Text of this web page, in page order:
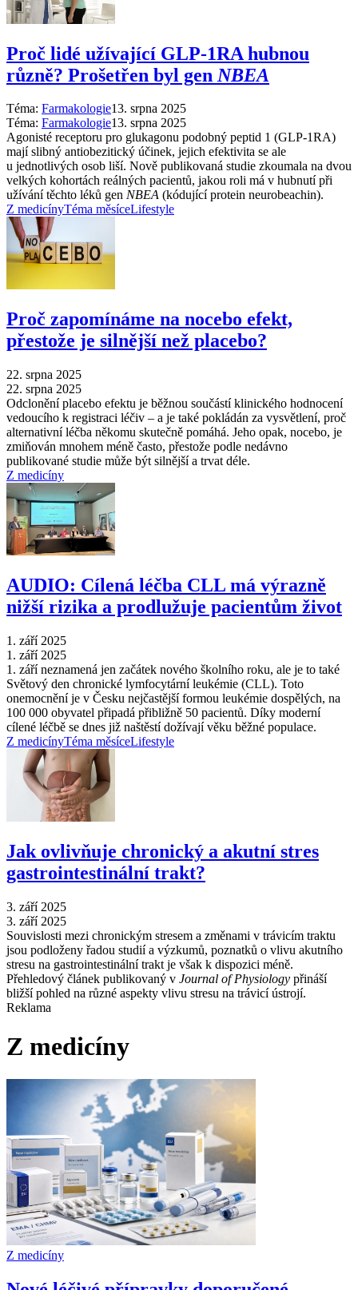
Proč lidé užívající GLP-1RA hubnou
různě? Prošetřen byl gen NBEA
Téma: Farmakologie13. srpna 2025
Téma: Farmakologie13. srpna 2025
Agonisté receptoru pro glukagonu podobný peptid 1 (GLP-1RA)
mají slibný antiobezitický účinek, jejich efektivita se ale
u jednotlivých osob liší. Nově publikovaná studie zkoumala na dvou
velkých kohortách reálných pacientů, jakou roli má v hubnutí při
užívání těchto léků gen NBEA (kódující protein neurobeachin).
Z medicínyTéma měsíceLifestyle
Proč zapomínáme na nocebo efekt,
přestože je silnější než placebo?
22. srpna 2025
22. srpna 2025
Odclonění placebo efektu je běžnou součástí klinického hodnocení
vedoucího k registraci léčiv –⁠ a je také pokládán za vysvětlení, proč
alternativní léčba někomu skutečně pomáhá. Jeho opak, nocebo, je
zmiňován mnohem méně často, přestože podle nedávno
publikované studie může být silnější a trvat déle.
Z medicíny
AUDIO: Cílená léčba CLL má výrazně
nižší rizika a prodlužuje pacientům život
1. září 2025
1. září 2025
1. září neznamená jen začátek nového školního roku, ale je to také
Světový den chronické lymfocytární leukémie (CLL). Toto
onemocnění je v Česku nejčastější formou leukémie dospělých, na
100 000 obyvatel připadá přibližně 50 pacientů. Díky moderní
cílené léčbě se dnes již naštěstí dožívají věku běžné populace.
Z medicínyTéma měsíceLifestyle
Jak ovlivňuje chronický a akutní stres
gastrointestinální trakt?
3. září 2025
3. září 2025
Souvislosti mezi chronickým stresem a změnami v trávicím traktu
jsou podloženy řadou studií a výzkumů, poznatků o vlivu akutního
stresu na gastrointestinální trakt je však k dispozici méně.
Přehledový článek publikovaný v Journal of Physiology přináší
bližší pohled na různé aspekty vlivu stresu na trávicí ústrojí.
Reklama
Z medicíny
Z medicíny